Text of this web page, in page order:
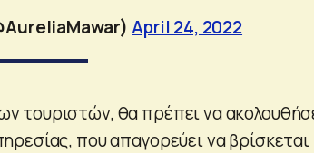
April 24, 2022
τουριστών, θα πρέπει να
που απαγορεύει να βρίσκεται